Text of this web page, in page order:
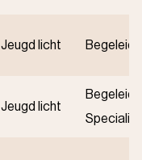
Jeugd licht
Jeugd licht